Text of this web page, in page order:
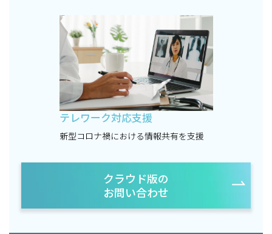
テレワーク対応支援
新型コロナ禍における情報共有を支援
クラウド版の
お問い合わせ